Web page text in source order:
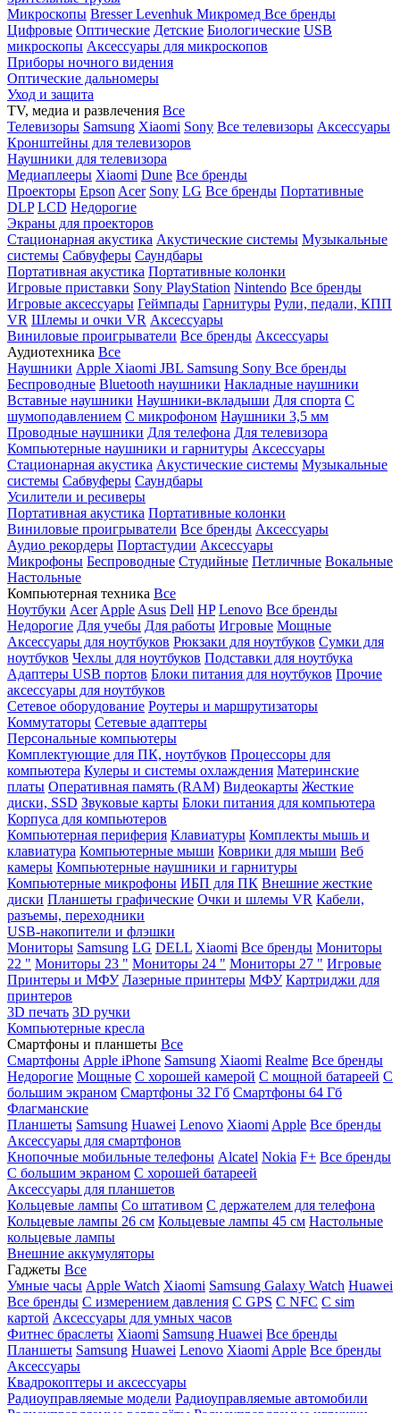
Микроскопы BresserLevenhuk Микромед Все бренды
Цифровые Оптические Детские Биологические USB
микроскопы Аксессуары для микроскопов
Приборы ночного видения
Оптические дальномеры
Уход и защита
TV, медиа и развлечения Все
Телевизоры Samsung Xiaomi Sony Все телевизоры Аксессуары
Кронштейны для телевизоров
Наушники для телевизора
Медиаплееры Xiaomi Dune Все бренды
Проекторы Epson Acer Sony LG Все бренды Портативные
DLP LCD Недорогие
Экраны для проекторов
Стационарная акустика Акустические системы Музыкальные
системы Сабвуферы Саундбары
Портативная акустика Портативные колонки
Игровые приставки Sony PlayStation Nintendo Все бренды
Игровые аксессуары Геймпады Гарнитуры Рули, педали, КПП
VR Шлемы и очки VR Аксессуары
Виниловые проигрыватели Все бренды Аксессуары
Аудиотехника Все
Наушники Apple Xiaomi JBL Samsung Sony Все бренды
Беспроводные Bluetooth наушники Накладные наушники
Вставные наушники Наушники-вкладыши Для спорта С
шумоподавлением С микрофоном Наушники 3,5 мм
Проводные наушники Для телефона Для телевизора
Компьютерные наушники и гарнитуры Аксессуары
Стационарная акустика Акустические системы Музыкальные
системы Сабвуферы Саундбары
Усилители и ресиверы
Портативная акустика Портативные колонки
Виниловые проигрыватели Все бренды Аксессуары
Аудио рекордеры Портастудии Аксессуары
Микрофоны Беспроводные Студийные Петличные Вокальные
Настольные
Компьютерная техника Все
Ноутбуки Acer Apple Asus Dell HP Lenovo Все бренды
Недорогие Для учебы Для работы Игровые Мощные
Аксессуары для ноутбуков Рюкзаки для ноутбуков Сумки для
ноутбуков Чехлы для ноутбуков Подставки для ноутбука
Адаптеры USB портов Блоки питания для ноутбуков Прочие
аксессуары для ноутбуков
Сетевое оборудование Роутеры и маршрутизаторы
Коммутаторы Сетевые адаптеры
Персональные компьютеры
Комплектующие для ПК, ноутбуков Процессоры для
компьютера Кулеры и системы охлаждения Материнские
платы Оперативная память (RAM) Видеокарты Жесткие
диски, SSD Звуковые карты Блоки питания для компьютера
Корпуса для компьютеров
Компьютерная периферия Клавиатуры Комплекты мышь и
клавиатура Компьютерные мыши Коврики для мыши Веб
камеры Компьютерные наушники и гарнитуры
Компьютерные микрофоны ИБП для ПК Внешние жесткие
диски Планшеты графические Очки и шлемы VR Кабели,
разъемы, переходники
USB-накопители и флэшки
Мониторы Samsung LG DELL Xiaomi Все бренды Мониторы
22 " Мониторы 23 " Мониторы 24 " Мониторы 27 " Игровые
Принтеры и МФУ Лазерные принтеры МФУ Картриджи для
принтеров
3D печать 3D ручки
Компьютерные кресла
Смартфоны и планшеты Все
Смартфоны Apple iPhone Samsung Xiaomi Realme Все бренды
Недорогие Мощные С хорошей камерой С мощной батареей С
большим экраном Смартфоны 32 Гб Смартфоны 64 Гб
Флагманские
Планшеты Samsung Huawei Lenovo Xiaomi Apple Все бренды
Аксессуары для смартфонов
Кнопочные мобильные телефоны Alcatel Nokia F+ Все бренды
С большим экраном С хорошей батареей
Аксессуары для планшетов
Кольцевые лампы Со штативом C держателем для телефона
Кольцевые лампы 26 см Кольцевые лампы 45 см Настольные
кольцевые лампы
Внешние аккумуляторы
Гаджеты Все
Умные часы Apple Watch Xiaomi Samsung Galaxy Watch Huawei
Все бренды C измерением давления C GPS C NFC C sim
картой Аксессуары для умных часов
Фитнес браслеты Xiaomi Samsung Huawei Все бренды
Планшеты Samsung Huawei Lenovo Xiaomi Apple Все бренды
Аксессуары
Квадрокоптеры и аксессуары
Радиоуправляемые модели Радиоуправляемые автомобили